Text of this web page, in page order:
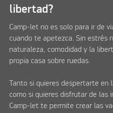
libertad?
Camp-let no es solo para ir de
cuando te apetezca. Sin estrés
naturaleza, comodidad y la
propia casa sobre ruedas.
Tanto si quieres despertarte en
como si quieres disfrutar de las
Camp-let te permite crear las